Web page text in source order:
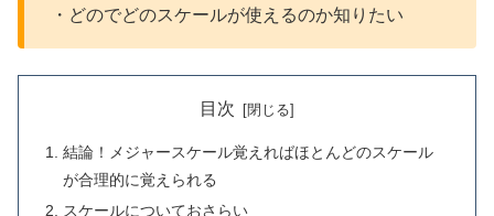
・どのでどのスケールが使えるのか知りたい
目次
結論！メジャースケール覚えればほとんどのスケール
が合理的に覚えられる
スケールについておさらい